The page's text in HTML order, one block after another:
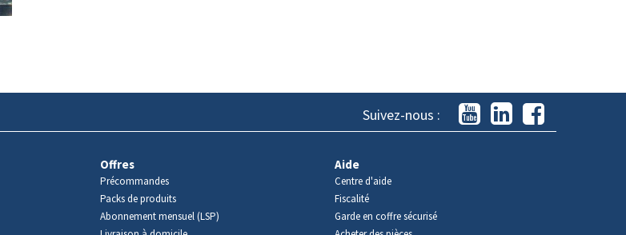
Suivez-nous :
Offres
Précommandes
Packs de produits
Abonnement mensuel (LSP)
Aide
Centre d'aide
Fiscalité
Garde en coffre sécurisé